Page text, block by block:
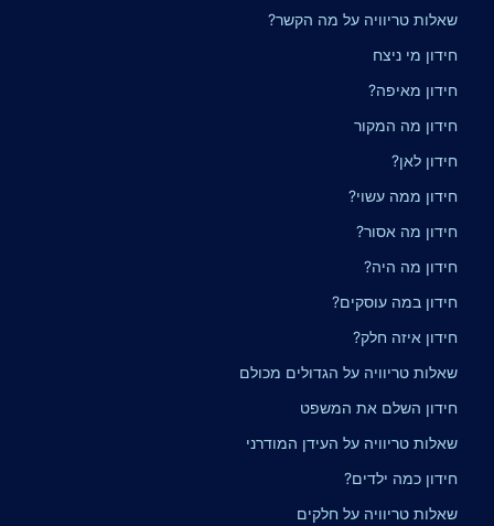
שאלות טריוויה על מה הקשר?
חידון מי ניצח
חידון מאיפה?
חידון מה המקור
חידון לאן?
חידון ממה עשוי?
חידון מה אסור?
חידון מה היה?
חידון במה עוסקים?
חידון איזה חלק?
שאלות טריוויה על הגדולים מכולם
חידון השלם את המשפט
שאלות טריוויה על העידן המודרני
חידון כמה ילדים?
שאלות טריוויה על חלקים